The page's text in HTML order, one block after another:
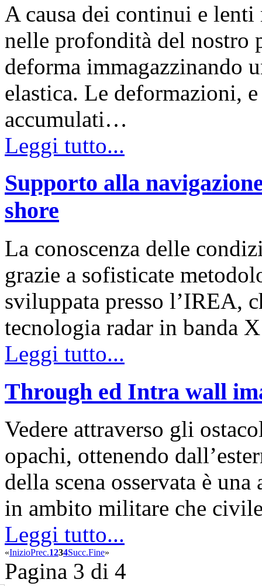
A causa dei continui e
nelle profondità del nostro
deforma immagazzinando
elastica. Le deformazioni,
accumulati…
Leggi tutto...
Supporto alla
shore
La conoscenza delle
grazie a sofisticate
sviluppata presso l’IREA,
tecnologia radar in banda
Leggi tutto...
Through ed Intra wall
Vedere attraverso gli
opachi, ottenendo
della scena osservata è
in ambito militare che
Leggi tutto...
«InizioPrec.1234Succ.Fine»
Pagina 3 di 4